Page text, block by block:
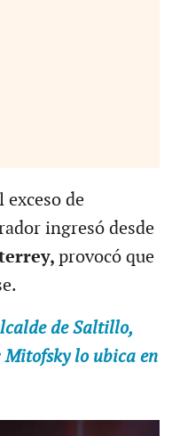
exceso de
ingresó desde
provocó que
de Saltillo,
Mitofsky lo ubica en